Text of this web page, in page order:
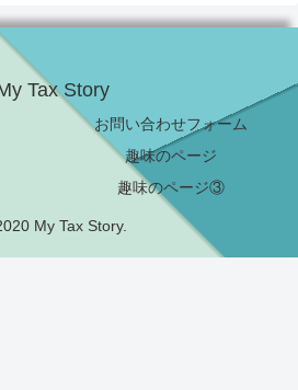
Tax Story
お問い合わせフォーム
趣味のページ
趣味のページ③
My Tax Story.